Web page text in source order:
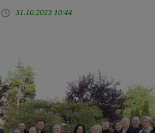
access_time 31.10.2023 10:44